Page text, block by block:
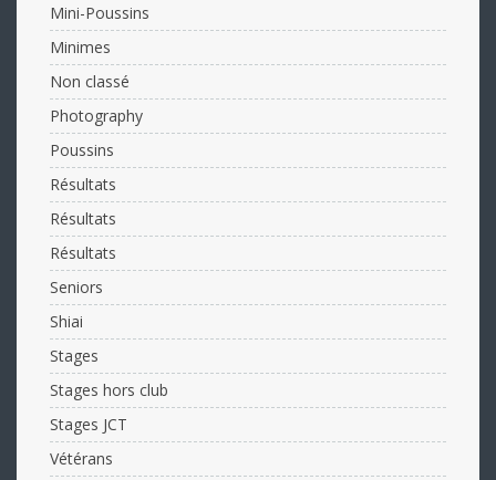
Mini-Poussins
Minimes
Non classé
Photography
Poussins
Résultats
Résultats
Résultats
Seniors
Shiai
Stages
Stages hors club
Stages JCT
Vétérans